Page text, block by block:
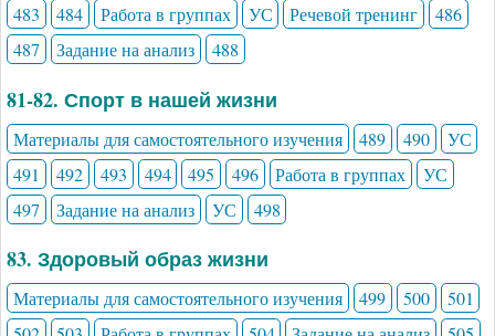
483
484 Работа в группах УС Речевой тренинг
486
487
Задание на анализ 488
81-82. Спорт в нашей жизни
Материалы для самостоятельного изучения 489 490
УС
491
492 493 494 495 496 Работа в группах
УС
497
Задание на анализ УС 498
83. Здоровый образ жизни
Материалы для самостоятельного изучения 499 500
501